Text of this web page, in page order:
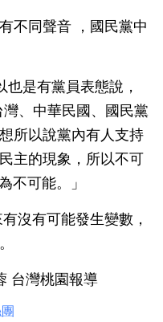
不同聲音 ，國民黨中
也是有黨員表態說，
、中華民國、國民黨
所以說黨內有人支持
主的現象，所以不可
不可能。」
沒有可能發生變數，
台灣桃園報導